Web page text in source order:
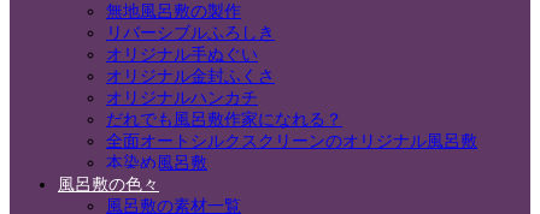
無地風呂敷の製作
リバーシブルふろしき
オリジナル手ぬぐい
オリジナル金封ふくさ
オリジナルハンカチ
だれでも風呂敷作家になれる？
全面オートシルクスクリーンのオリジナル風呂敷
本染め風呂敷
風呂敷の色々
風呂敷の素材一覧